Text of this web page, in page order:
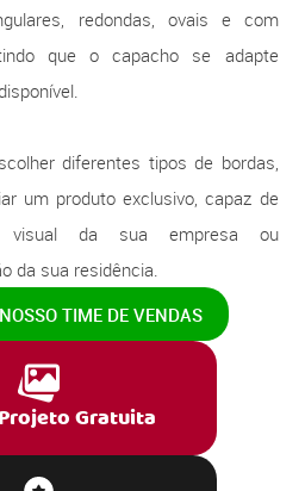
redondas, ovais e com
que o capacho se adapte
diferentes tipos de bordas,
um produto exclusivo, capaz de
visual da sua empresa ou
da sua residência.
TIME DE VENDAS
Gratuita